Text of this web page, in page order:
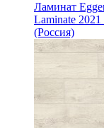
Ламинат
Laminate
(Россия)